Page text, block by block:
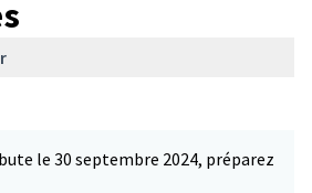
le 30 septembre 2024, préparez